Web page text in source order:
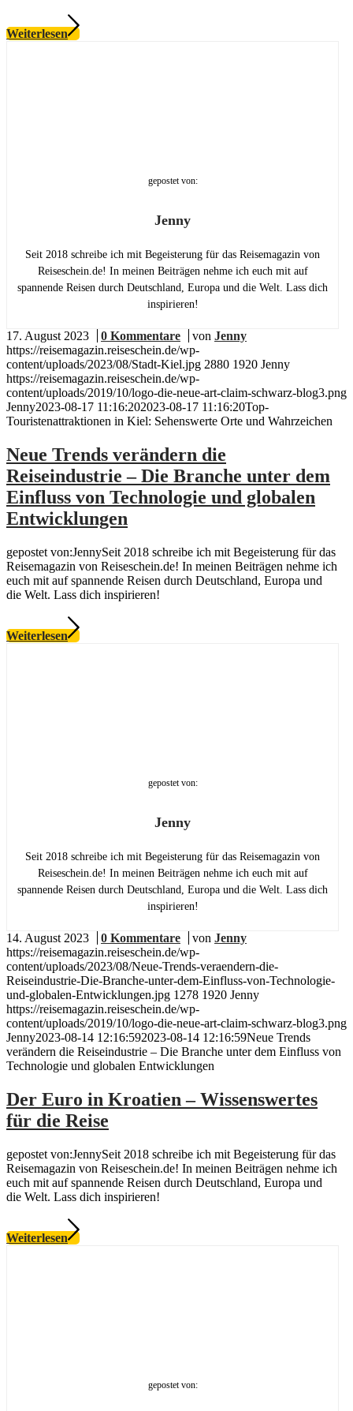
Weiterlesen
gepostet von:
Jenny
Seit 2018 schreibe ich mit Begeisterung für das Reisemagazin von
Reiseschein.de! In meinen Beiträgen nehme ich euch mit auf
spannende Reisen durch Deutschland, Europa und die Welt. Lass dich
inspirieren!
17. August 2023 0 Kommentare von Jenny
https://reisemagazin.reiseschein.de/wp-
content/uploads/2023/08/Stadt-Kiel.jpg 2880 1920 Jenny
https://reisemagazin.reiseschein.de/wp-
content/uploads/2019/10/logo-die-neue-art-claim-schwarz-blog3.png
Jenny2023-08-17 11:16:202023-08-17 11:16:20Top-
Touristenattraktionen in Kiel: Sehenswerte Orte und Wahrzeichen
Neue Trends verändern die
Reiseindustrie – Die Branche unter dem
Einfluss von Technologie und globalen
Entwicklungen
gepostet von:JennySeit 2018 schreibe ich mit Begeisterung für das
Reisemagazin von Reiseschein.de! In meinen Beiträgen nehme ich
euch mit auf spannende Reisen durch Deutschland, Europa und
die Welt. Lass dich inspirieren!
Weiterlesen
gepostet von:
Jenny
Seit 2018 schreibe ich mit Begeisterung für das Reisemagazin von
Reiseschein.de! In meinen Beiträgen nehme ich euch mit auf
spannende Reisen durch Deutschland, Europa und die Welt. Lass dich
inspirieren!
14. August 2023 0 Kommentare von Jenny
https://reisemagazin.reiseschein.de/wp-
content/uploads/2023/08/Neue-Trends-veraendern-die-
Reiseindustrie-Die-Branche-unter-dem-Einfluss-von-Technologie-
und-globalen-Entwicklungen.jpg 1278 1920 Jenny
https://reisemagazin.reiseschein.de/wp-
content/uploads/2019/10/logo-die-neue-art-claim-schwarz-blog3.png
Jenny2023-08-14 12:16:592023-08-14 12:16:59Neue Trends
verändern die Reiseindustrie – Die Branche unter dem Einfluss von
Technologie und globalen Entwicklungen
Der Euro in Kroatien – Wissenswertes
für die Reise
gepostet von:JennySeit 2018 schreibe ich mit Begeisterung für das
Reisemagazin von Reiseschein.de! In meinen Beiträgen nehme ich
euch mit auf spannende Reisen durch Deutschland, Europa und
die Welt. Lass dich inspirieren!
Weiterlesen
gepostet von: